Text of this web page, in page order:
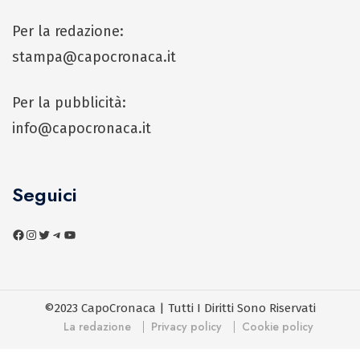
Per la redazione:
stampa@capocronaca.it
Per la pubblicità:
info@capocronaca.it
Seguici
©2023 CapoCronaca | Tutti I Diritti Sono Riservati
La redazione Privacy policy Cookie policy